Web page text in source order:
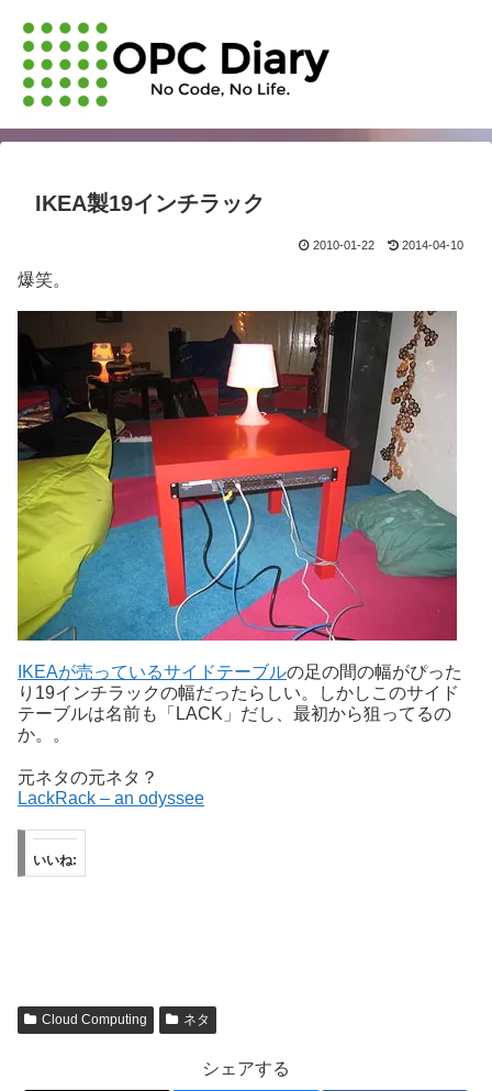
IKEA製19インチラック
2010-01-22 2014-04-10
爆笑。
IKEAが売っているサイドテーブルの足の間の幅がぴった
り19インチラックの幅だったらしい。しかしこのサイド
テーブルは名前も「LACK」だし、最初から狙ってるの
か。。
元ネタの元ネタ？
LackRack – an odyssee
いいね:
Cloud Computing ネタ
シェアする